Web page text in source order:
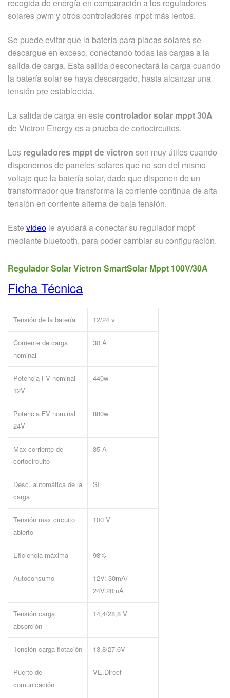
recogida de energía en comparación a los reguladores
solares pwm y otros controladores mppt más lentos.
Se puede evitar que la batería para placas solares se
descargue en exceso, conectando todas las cargas a la
salida de carga. Esta salida desconectará la carga cuando
la batería solar se haya descargado, hasta alcanzar una
tensión pre establecida.
La salida de carga en este controlador solar mppt 30A
de Victron Energy es a prueba de cortocircuitos.
Los reguladores mppt de victron son muy útiles cuando
disponemos de paneles solares que no son del mismo
voltaje que la batería solar, dado que disponen de un
transformador que transforma la corriente continua de alta
tensión en corriente alterna de baja tensión.
Este vídeo le ayudará a conectar su regulador mppt
mediante bluetooth, para poder cambiar su configuración.
Regulador Solar Victron SmartSolar Mppt 100V/30A
Ficha Técnica
Tensión de la batería 12/24 v
Corriente de carga
nominal
30 A
Potencia FV nominal
12V
440w
Potencia FV nominal
24V
880w
Max corriente de
cortocircuito
35 A
Desc. automática de la
carga
SI
Tensión max circuito
abierto
100 V
Eficiencia máxima 98%
Autoconsumo
12V: 30mA/
24V:20mA
Tensión carga
absorción
14,4/28,8 V
Tensión carga flotación 13,8/27,6V
Puerto de
comunicación
VE.Direct